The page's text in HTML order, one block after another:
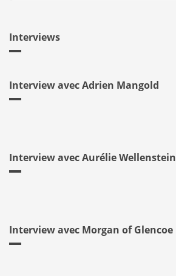
Interviews
Interview avec Adrien Mangold
Interview avec Aurélie Wellenstein
Interview avec Morgan of Glencoe